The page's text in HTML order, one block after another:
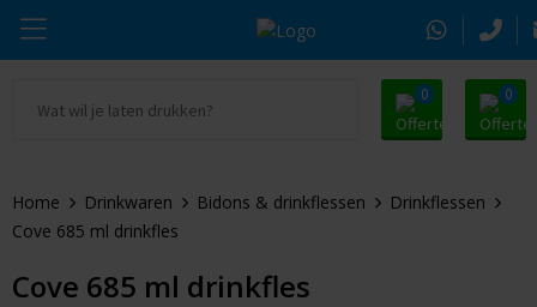
0 0
Drinkwaren
Alle promosnoepje
Zomer
Thule
Home Drinkwaren Bidons & drinkflessen
Drinkflessen
Cove 685 ml drinkfles
Cove 685 ml drinkfles